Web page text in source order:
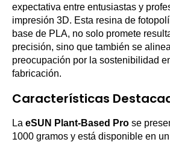
expectativa entre entusiastas y
impresión 3D. Esta resina de
base de PLA, no solo promete
precisión, sino que también se
preocupación por la sostenibilidad
fabricación.
Características
La eSUN Plant-Based Pro se
1000 gramos y está disponible en